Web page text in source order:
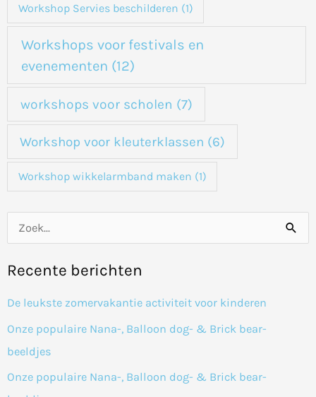
Workshop Servies beschilderen (1)
Workshops voor festivals en
evenementen (12)
workshops voor scholen (7)
Workshop voor kleuterklassen (6)
Workshop wikkelarmband maken (1)
e
k
n
a
Recente berichten
De leukste zomervakantie activiteit voor kinderen
Onze populaire Nana-, Balloon dog- & Brick bear-
beeldjes
Onze populaire Nana-, Balloon dog- & Brick bear-